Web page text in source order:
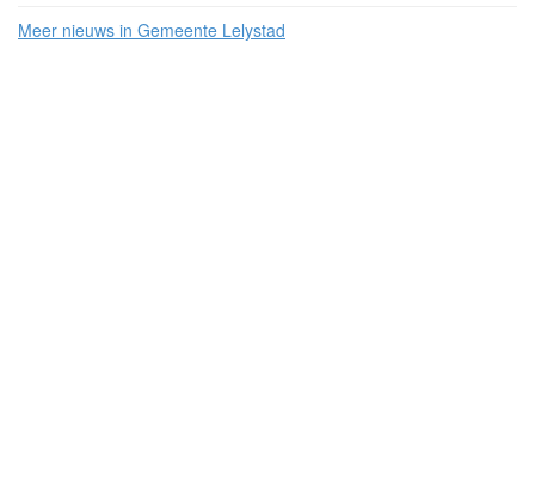
Meer nieuws in Gemeente Lelystad